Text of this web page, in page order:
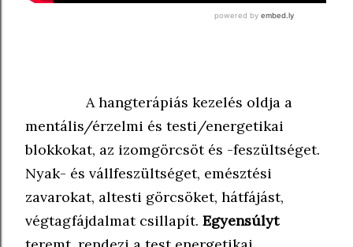
A hangterápiás kezelés oldja a
mentális/érzelmi és testi/energetikai
blokkokat, az izomgörcsöt és -feszültséget.
Nyak- és vállfeszültséget, emésztési
zavarokat, altesti görcsöket, hátfájást,
végtagfájdalmat csillapít. Egyensúlyt